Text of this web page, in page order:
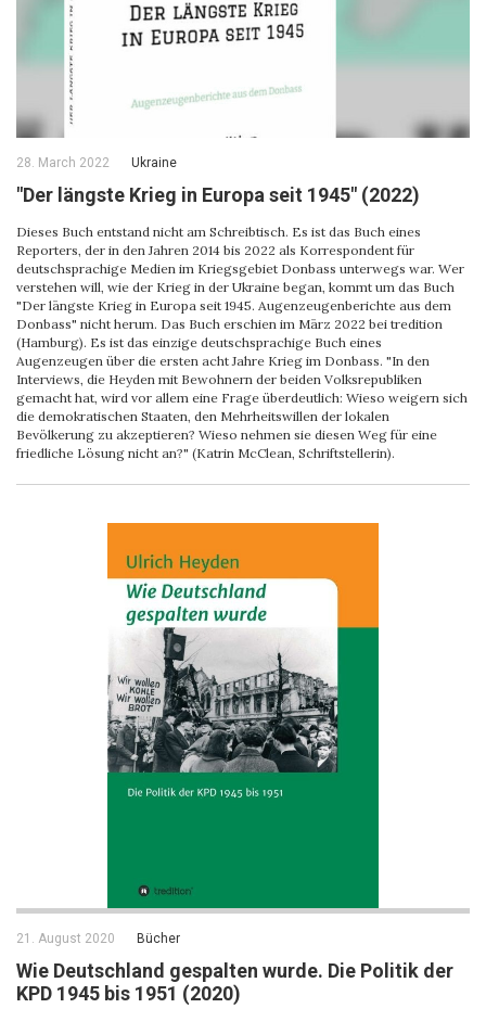
28. March 2022 Ukraine
"Der längste Krieg in Europa seit 1945" (2022)
Dieses Buch entstand nicht am Schreibtisch. Es ist das Buch eines
Reporters, der in den Jahren 2014 bis 2022 als Korrespondent für
deutschsprachige Medien im Kriegsgebiet Donbass unterwegs war. Wer
verstehen will, wie der Krieg in der Ukraine began, kommt um das Buch
"Der längste Krieg in Europa seit 1945. Augenzeugenberichte aus dem
Donbass" nicht herum. Das Buch erschien im März 2022 bei tredition
(Hamburg). Es ist das einzige deutschsprachige Buch eines
Augenzeugen über die ersten acht Jahre Krieg im Donbass. "In den
Interviews, die Heyden mit Bewohnern der beiden Volksrepubliken
gemacht hat, wird vor allem eine Frage überdeutlich: Wieso weigern sich
die demokratischen Staaten, den Mehrheitswillen der lokalen
Bevölkerung zu akzeptieren? Wieso nehmen sie diesen Weg für eine
friedliche Lösung nicht an?" (Katrin McClean, Schriftstellerin).
21. August 2020 Bücher
Wie Deutschland gespalten wurde. Die Politik der
KPD 1945 bis 1951 (2020)